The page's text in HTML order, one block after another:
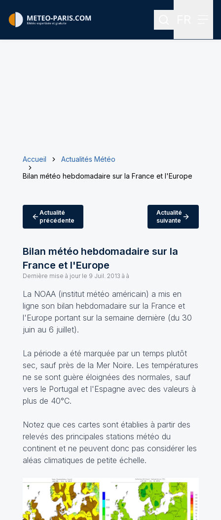
Rechercher
Accueil
Actualités Météo
Bilan météo hebdomadaire sur la France et l'Europe
Actualité
précédente
Actualité
suivante
Bilan météo hebdomadaire sur la
France et l'Europe
Dernière mise à jour le 9 Juil. 2013 à à
La NOAA (institut météo américain) a mis en
ligne son bilan hebdomadaire sur la France et
l'Europe portant sur la semaine dernière (du 30
juin au 6 juillet).
La période a été marquée par un temps plutôt
sec, sauf près de la Mer Noire. Les températures
ne se sont guère éloignées des normales, sauf
vers le Portugal et l'Espagne avec des valeurs à
plus de 40°C.
Notez que ces cartes sont établies à partir des
relevés des principales stations météo du
continent et ne peuvent donc pas considérer les
aléas climatiques de petite échelle.